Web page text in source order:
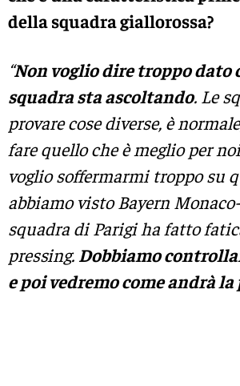
della squadra giallorossa?
“Non voglio dire troppo dato
squadra sta ascoltando. Le
provare cose diverse, è
fare quello che è meglio per
voglio soffermarmi troppo su
abbiamo visto Bayern
squadra di Parigi ha fatto
pressing. Dobbiamo
e poi vedremo come andrà